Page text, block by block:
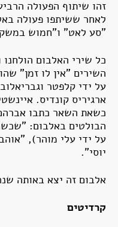
זהו שיתוף הפעולה
לאחר ששיתפו פעולה
"סע לאט" ו"חמוש
כל שירי האלבום
השירים "אין לו זמן"
על ידי קלפטר
ארגיריס קונדיס.
כשאת השאר כתבו
הבולטים באלבום:
על ידי עלי מוהר),
יוסי".
אלבום זה יצא באותה
קרדיטים